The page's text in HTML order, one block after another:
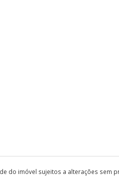
do imóvel sujeitos a alterações sem